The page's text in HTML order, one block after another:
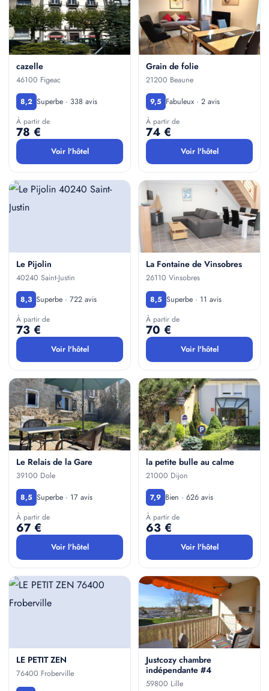
cazelle
46100 Figeac
8,2 Superbe · 338 avis
À partir de
78 €
Voir l'hôtel
Grain de folie
21200 Beaune
9,5 Fabuleux · 2 avis
À partir de
74 €
Voir l'hôtel
Le Pijolin
40240 Saint-Justin
8,3 Superbe · 722 avis
À partir de
73 €
Voir l'hôtel
La Fontaine de Vinsobres
26110 Vinsobres
8,5 Superbe · 11 avis
À partir de
70 €
Voir l'hôtel
Le Relais de la Gare
39100 Dole
8,5 Superbe · 17 avis
À partir de
67 €
Voir l'hôtel
la petite bulle au calme
21000 Dijon
7,9 Bien · 626 avis
À partir de
63 €
Voir l'hôtel
LE PETIT ZEN
76400 Froberville
Justcozy chambre
indépendante #4
59800 Lille